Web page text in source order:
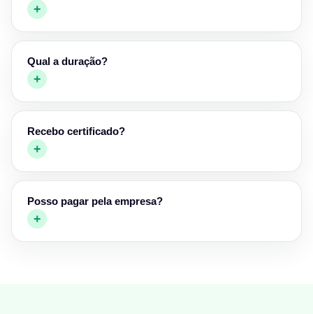
+
Qual a duração?
+
Recebo certificado?
+
Posso pagar pela empresa?
+